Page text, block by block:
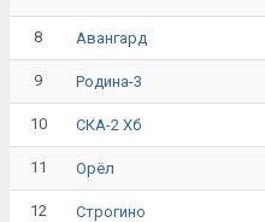
8 Авангард
9 Родина-3
10 СКА-2 Хб
11 Орёл
12 Строгино